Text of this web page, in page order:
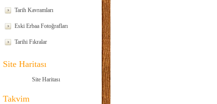
Tarih Kavramları
Eski Erbaa Fotoğrafları
Tarihi Fıkralar
Site Haritası
Site Haritası
Takvim